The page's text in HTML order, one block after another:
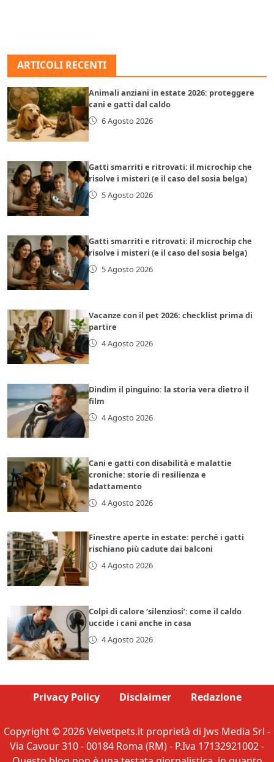
ARTICOLI RECENTI
Animali anziani in estate 2026: proteggere
cani e gatti dal caldo
6 Agosto 2026
Gatti smarriti e ritrovati: il microchip che
risolve i misteri (e il caso del sosia belga)
5 Agosto 2026
Gatti smarriti e ritrovati: il microchip che
risolve i misteri (e il caso del sosia belga)
5 Agosto 2026
Vacanze con il pet 2026: checklist prima di
partire
4 Agosto 2026
Dindim il pinguino: la storia vera dietro il
film
4 Agosto 2026
Cani e gatti con disabilità e malattie
croniche: storie di resilienza e
adattamento
4 Agosto 2026
Finestre aperte in estate: perché i gatti
rischiano più cadute dai balconi
4 Agosto 2026
Colpi di calore ‘silenziosi’: come il caldo
uccide i cani anche in casa
4 Agosto 2026
Privacy Policy Disclaimer Redazione
Copyright © 2026 Velvetpets.it proprietà di Jws Media Srl -
Via Cavour 310 - 00184 Roma (RM) - P.Iva 17132921002 -